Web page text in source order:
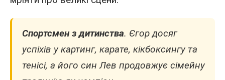
Спортсменз дитинства. Єгор досяг
успіхів у картинг, карате, кікбоксингу та
тенісі, а його синЛев продовжує сімейну